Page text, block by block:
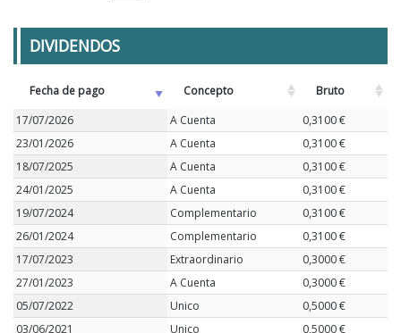
DIVIDENDOS
Fecha de pago Concepto
Bruto
17/07/2026
A Cuenta
0,3100 €
23/01/2026
A Cuenta
0,3100 €
18/07/2025
A Cuenta
0,3100 €
24/01/2025
A Cuenta
0,3100 €
19/07/2024
Complementario
0,3100 €
26/01/2024
Complementario
0,3100 €
17/07/2023
Extraordinario
0,3000 €
27/01/2023
A Cuenta
0,3000 €
05/07/2022
Unico
0,5000 €
03/06/2021
Unico 0,5000 €